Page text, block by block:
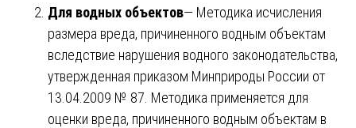
Для водных объектов— Методика исчисления
размера вреда, причиненного водным объектам
вследствие нарушения водного законодательства,
утвержденная приказом Минприроды России от
13.04.2009 № 87. Методика применяется для
оценки вреда, причиненного водным объектам в